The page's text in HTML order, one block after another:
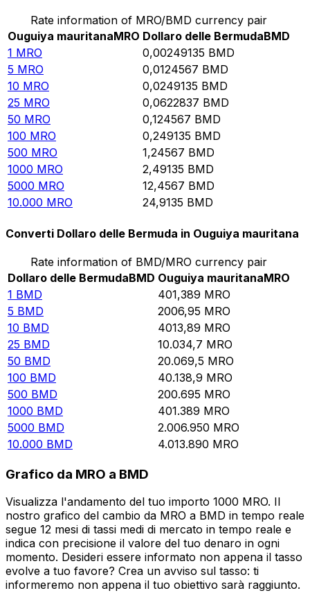
Rate information of MRO/BMD currency pair
Ouguiya mauritanaMRO Dollaro delle BermudaBMD
1 MRO 0,00249135 BMD
5 MRO 0,0124567 BMD
10 MRO 0,0249135 BMD
25 MRO 0,0622837 BMD
50 MRO 0,124567 BMD
100 MRO 0,249135 BMD
500 MRO 1,24567 BMD
1000 MRO 2,49135 BMD
5000 MRO 12,4567 BMD
10.000 MRO 24,9135 BMD
Converti Dollaro delle Bermuda in Ouguiya mauritana
Rate information of BMD/MRO currency pair
Dollaro delle BermudaBMD Ouguiya mauritanaMRO
1 BMD 401,389 MRO
5 BMD 2006,95 MRO
10 BMD 4013,89 MRO
25 BMD 10.034,7 MRO
50 BMD 20.069,5 MRO
100 BMD 40.138,9 MRO
500 BMD 200.695 MRO
1000 BMD 401.389 MRO
5000 BMD 2.006.950 MRO
10.000 BMD 4.013.890 MRO
Grafico da MRO a BMD
Visualizza l'andamento del tuo importo 1000 MRO. Il
nostro grafico del cambio da MRO a BMD in tempo reale
segue 12 mesi di tassi medi di mercato in tempo reale e
indica con precisione il valore del tuo denaro in ogni
momento. Desideri essere informato non appena il tasso
evolve a tuo favore? Crea un avviso sul tasso: ti
informeremo non appena il tuo obiettivo sarà raggiunto.